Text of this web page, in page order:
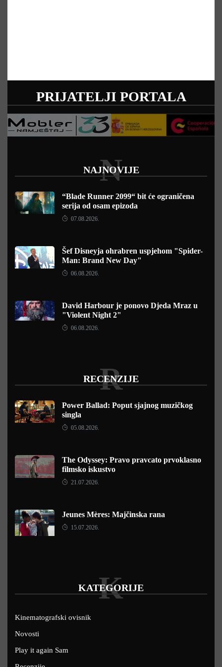
PRIJATELJI PORTALA
NAJNOVIJE
N
“Blade Runner 2099“ bit će ograničena
serija od osam epizoda
07.08.2026.
Šef Disneyja ohrabren uspjehom "Spider-
Man: Brand New Day"
06.08.2026.
David Harbour je ponovo Djeda Mraz u
"Violent Night 2"
06.08.2026.
RECENZIJE
R
Power Ballad: Poput sjajnog muzičkog
singla
05.08.2026.
The Odyssey: Pravo pravcato prvoklasno
filmsko iskustvo
21.07.2026.
Jeunes Mères: Majčinska rana
15.07.2026.
KATEGORIJE
K
Kinematografski ovisnik
Novosti
Play it again Sam